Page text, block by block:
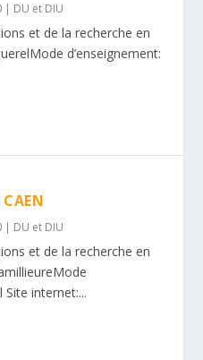
| DU et DIU
et de la recherche en
d’enseignement:
| DU et DIU
et de la recherche en
Site internet:...